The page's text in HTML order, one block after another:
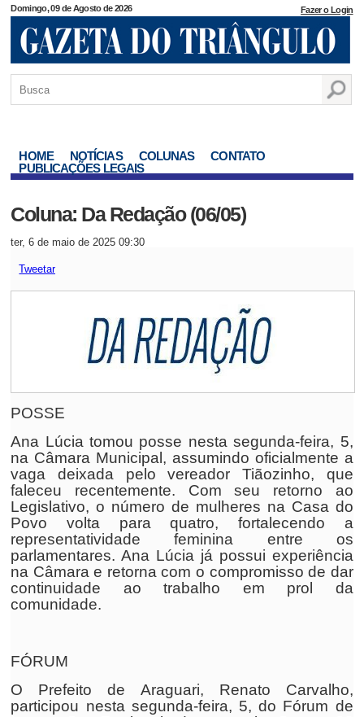
Domingo, 09 de Agosto de 2026 Fazer o Login
HOME NOTÍCIAS COLUNAS
CONTATO
PUBLICAÇÕES LEGAIS
Coluna: Da Redação (06/05)
ter, 6 de maio de 2025 09:30
Tweetar
POSSE
Ana Lúcia tomou posse nesta segunda-feira, 5,
na Câmara Municipal, assumindo oficialmente a
vaga deixada pelo vereador Tiãozinho, que
faleceu recentemente. Com seu retorno ao
Legislativo, o número de mulheres na Casa do
Povo volta para quatro, fortalecendo a
representatividade feminina entre os
parlamentares. Ana Lúcia já possui experiência
na Câmara e retorna com o compromisso de dar
continuidade ao trabalho em prol da
comunidade.
FÓRUM
O Prefeito de Araguari, Renato Carvalho,
participou nesta segunda-feira, 5, do Fórum de